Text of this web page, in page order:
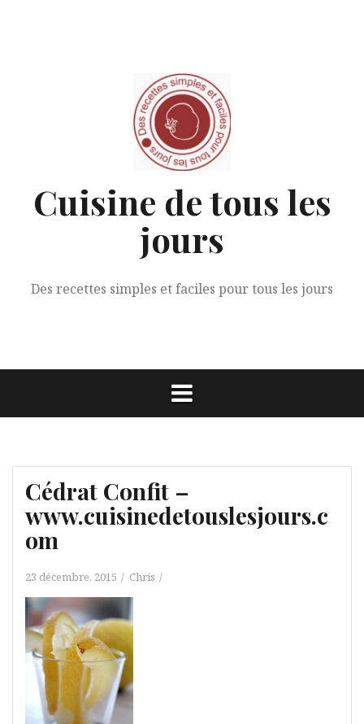
Cuisine de tous les
jours
Des recettes simples et faciles pour tous les jours
Cédrat Confit –
www.cuisinedetouslesjours.c
om
23 décembre, 2015 Chris